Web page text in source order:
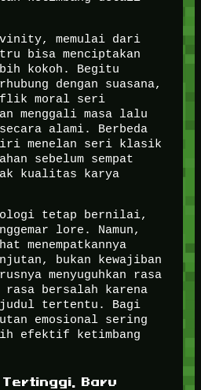
memulai dari
bisa menciptakan
kokoh. Begitu
dengan suasana,
moral seri
menggali masa lalu
alami. Berbeda
diri menelan seri klasik
sebelum sempat
kualitas karya
tetap bernilai,
lore. Namun,
menempatkannya
bukan kewajiban
menyuguhkan rasa
rasa bersalah karena
judul tertentu. Bagi
emosional sering
efektif ketimbang
Baru